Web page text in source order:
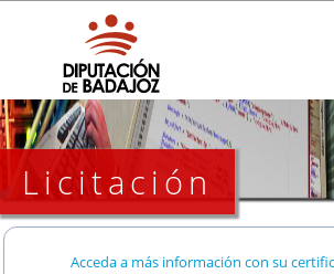
Licitación
Acceda a más información con su